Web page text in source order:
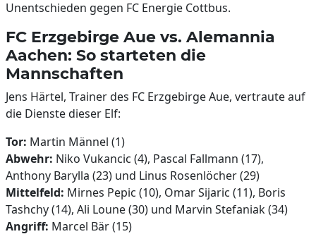
Unentschieden gegen FC Energie Cottbus.
FC Erzgebirge Aue vs. Alemannia
Aachen: So starteten die
Mannschaften
Jens Härtel, Trainer des FC Erzgebirge Aue, vertraute auf
die Dienste dieser Elf:
Tor: Martin Männel (1)
Abwehr: Niko Vukancic (4), Pascal Fallmann (17),
Anthony Barylla (23) und Linus Rosenlöcher (29)
Mittelfeld: Mirnes Pepic (10), Omar Sijaric (11), Boris
Tashchy (14), Ali Loune (30) und Marvin Stefaniak (34)
Angriff: Marcel Bär (15)